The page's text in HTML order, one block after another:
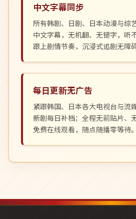
中文字幕同步
所有韩剧、日剧、日本动漫与综
中文字幕，无机翻、无错字，听
跟上剧情节奏，沉浸式追剧无障碍
每日更新无广告
紧跟韩国、日本各大电视台与流
新剧每日补档；全程无前贴片、
免费在线观看，随点随播零等待。